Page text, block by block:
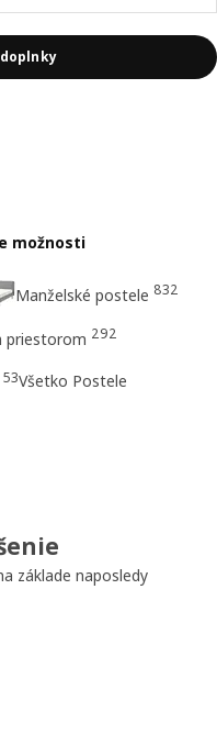
možnosti
Manželské postele 832
priestorom 292
53Všetko Postele
základe naposledy